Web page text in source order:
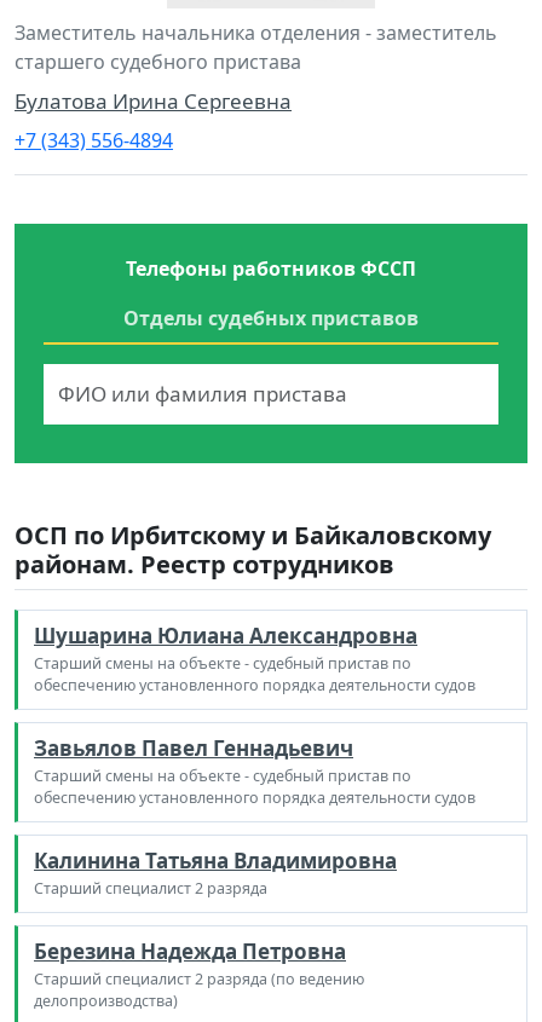
Заместитель начальника отделения - заместитель
старшего судебного пристава
Булатова Ирина Сергеевна
+7 (343) 556-4894
Телефоны работников ФССП
Отделы судебных приставов
ОСП по Ирбитскому и Байкаловскому
районам. Реестр сотрудников
Шушарина Юлиана Александровна
Старший смены на объекте - судебный пристав по
обеспечению установленного порядка деятельности судов
Завьялов Павел Геннадьевич
Старший смены на объекте - судебный пристав по
обеспечению установленного порядка деятельности судов
Калинина Татьяна Владимировна
Старший специалист 2 разряда
Березина Надежда Петровна
Старший специалист 2 разряда (по ведению
делопроизводства)